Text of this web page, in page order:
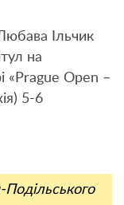
Ільчик
на
«Prague Open –
5-6